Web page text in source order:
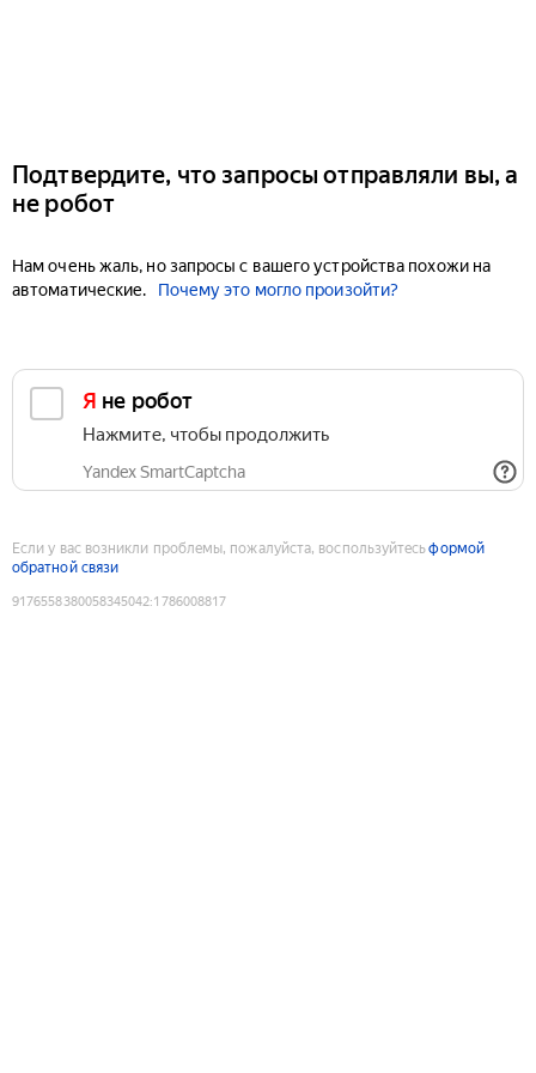
Подтвердите, что запросы отправляли вы, а
не робот
Нам очень жаль, но запросы с вашего устройства похожи на
автоматические.
Почему это могло произойти?
Я не робот
Нажмите, чтобы продолжить
Yandex SmartCaptcha
Если у вас возникли проблемы, пожалуйста, воспользуйтесьформой
обратной связи
9176558380058345042:1786008817